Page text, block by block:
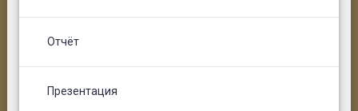
Отчёт
Презентация